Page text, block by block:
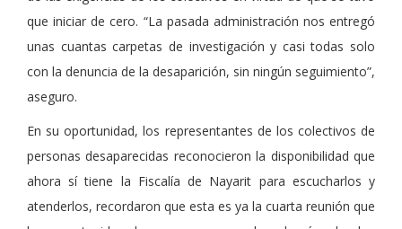
que iniciar de cero. “La pasada administración nos entregó
unas cuantas carpetas de investigación y casi todas solo
con la denuncia de la desaparición, sin ningún seguimiento”,
aseguro.
En su oportunidad, los representantes de los colectivos de
personas desaparecidas reconocieron la disponibilidad que
ahora sí tiene la Fiscalía de Nayarit para escucharlos y
atenderlos, recordaron que esta es ya la cuarta reunión que